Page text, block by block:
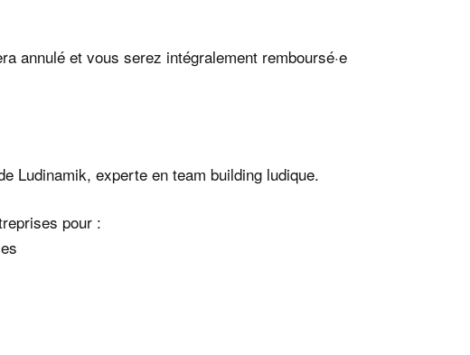
annulé et vous serez intégralement remboursé·e
Ludinamik, experte en team building ludique.
pour :